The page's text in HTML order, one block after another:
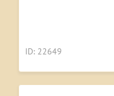
ID: 22649